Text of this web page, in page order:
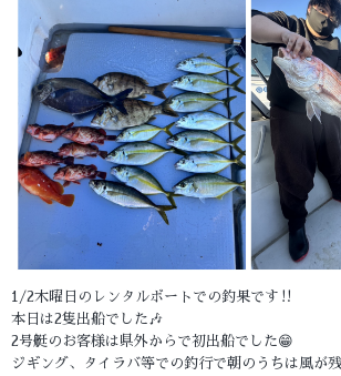
1/2木曜日のレンタルボートでの釣果です‼️
本日は2隻出船でした🎶
2号艇のお客様は県外からで初出船でした😁
ジギング、タイラバ等での釣行で朝のうちは風が